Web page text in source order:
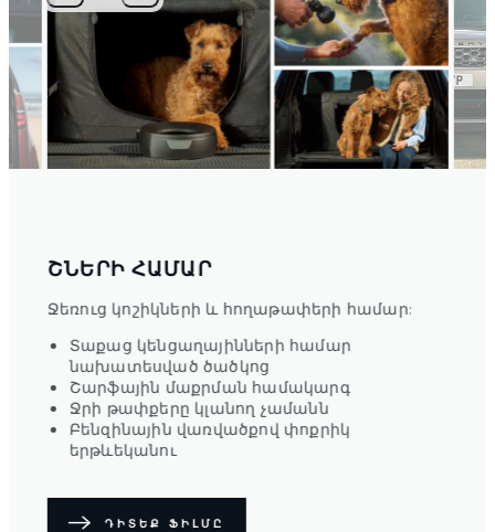
ՇՆԵՐԻ ՀԱՄԱՐ
Ջեռուց կոշիկների և հողաթափերի համար:
Տաքաց կենցաղայինների համար
նախատեսված ծածկոց
Շարֆային մաքրման համակարգ
Ջրի թափքերը կլանող չամանն
Բենզինային վառվածքով փոքրիկ
երթևեկանու
ԴԻՏԵՔ ՖԻԼՄԸ